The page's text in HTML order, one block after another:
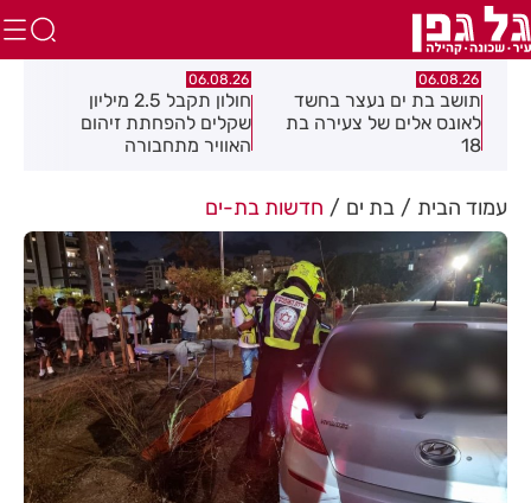
06.08.26
תושב בת ים נעצר בחשד
לאונס אלים של צעירה בת
18
06.08.26
חולון תקבל 2.5 מיליון
שקלים להפחתת זיהום
האוויר מתחבורה
עמוד הבית בת ים חדשות בת-ים